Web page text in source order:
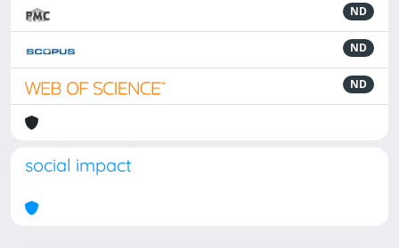
ND
ND
ND
social impact